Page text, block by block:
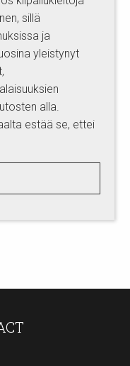
sillä
ja
yleistynyt
alla.
estää se, ettei